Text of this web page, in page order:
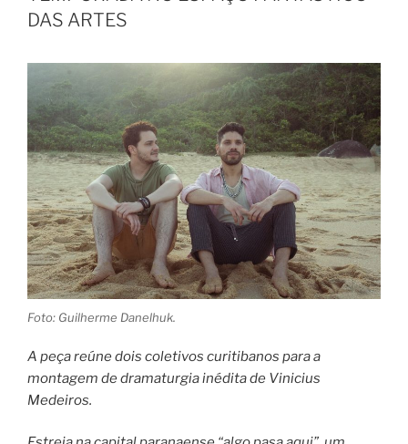
DAS ARTES
Foto: Guilherme Danelhuk.
A peça reúne dois coletivos curitibanos para a
montagem de dramaturgia inédita de Vinicius
Medeiros.